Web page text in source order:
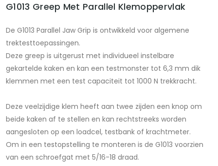
G1013 Greep Met Parallel Klemoppervlak
De G1013 Parallel Jaw Grip is ontwikkeld voor algemene
trektesttoepassingen.
Deze greep is uitgerust met individueel instelbare
gekartelde kaken en kan een testmonster tot 6,3 mm dik
klemmen met een test capaciteit tot 1000 N trekkracht.
Deze veelzijdige klem heeft aan twee zijden een knop om
beide kaken af te stellen en kan rechtstreeks worden
aangesloten op een loadcel, testbank of krachtmeter.
Om in een testopstelling te monteren is de G1013 voorzien
van een schroefgat met 5/16-18 draad.